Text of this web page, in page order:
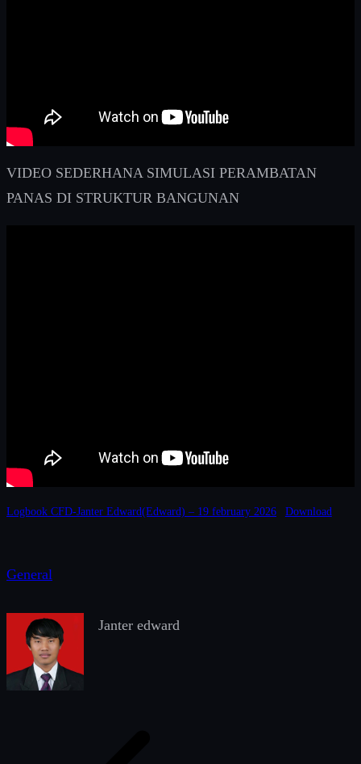
VIDEO SEDERHANA SIMULASI PERAMBATAN
PANAS DI STRUKTUR BANGUNAN
Logbook CFD-Janter Edward(Edward) – 19 february 2026 Download
General
Janter edward